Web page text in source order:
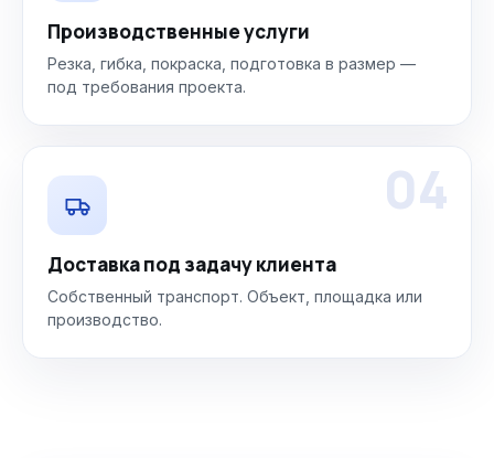
Производственные услуги
Резка, гибка, покраска, подготовка в размер —
под требования проекта.
04
Доставка под задачу клиента
Собственный транспорт. Объект, площадка или
производство.